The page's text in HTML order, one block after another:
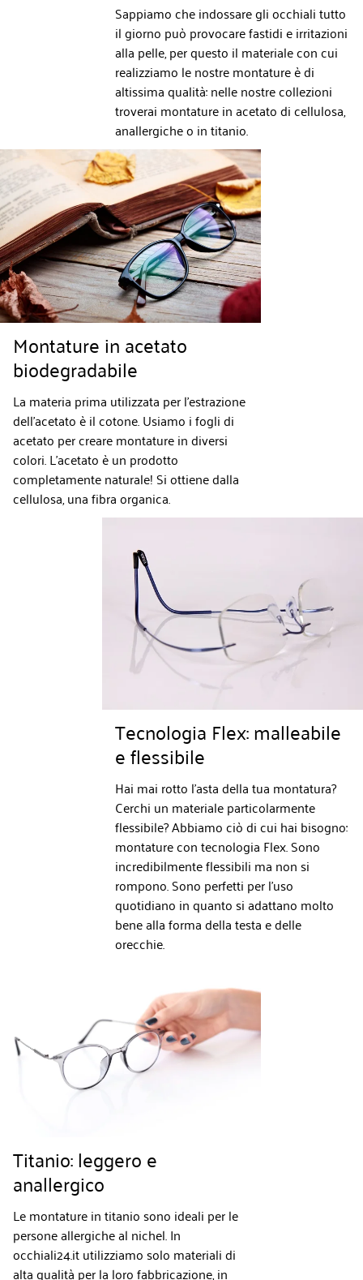
Sappiamo che indossare gli occhiali tutto
il giorno può provocare fastidi e irritazioni
alla pelle, per questo il materiale con cui
realizziamo le nostre montature è di
altissima qualità: nelle nostre collezioni
troverai montature in acetato di cellulosa,
anallergiche o in titanio.
Montature in acetato
biodegradabile
La materia prima utilizzata per l'estrazione
dell'acetato è il cotone. Usiamo i fogli di
acetato per creare montature in diversi
colori. L'acetato è un prodotto
completamente naturale! Si ottiene dalla
cellulosa, una fibra organica.
Tecnologia Flex: malleabile
e flessibile
Hai mai rotto l'asta della tua montatura?
Cerchi un materiale particolarmente
flessibile? Abbiamo ciò di cui hai bisogno:
montature con tecnologia Flex. Sono
incredibilmente flessibili ma non si
rompono. Sono perfetti per l'uso
quotidiano in quanto si adattano molto
bene alla forma della testa e delle
orecchie.
Titanio: leggero e
anallergico
Le montature in titanio sono ideali per le
persone allergiche al nichel. In
occhiali24.it utilizziamo solo materiali di
alta qualità per la loro fabbricazione, in